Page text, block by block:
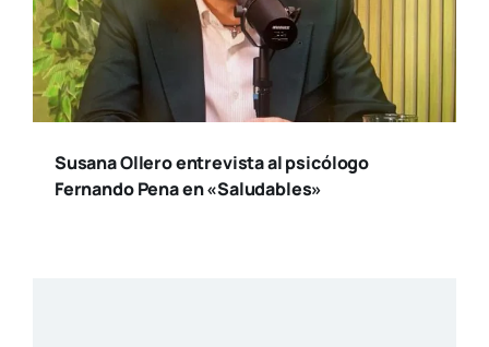
Susana Ollero entrevista al psicólogo
Fernando Pena en «Saludables»